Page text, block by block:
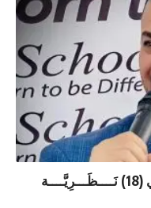
حَــكَــايـــا فِـــنــجـــان قَـــهــوَتـــي (18) نَــــظَـــرِيَّــــة